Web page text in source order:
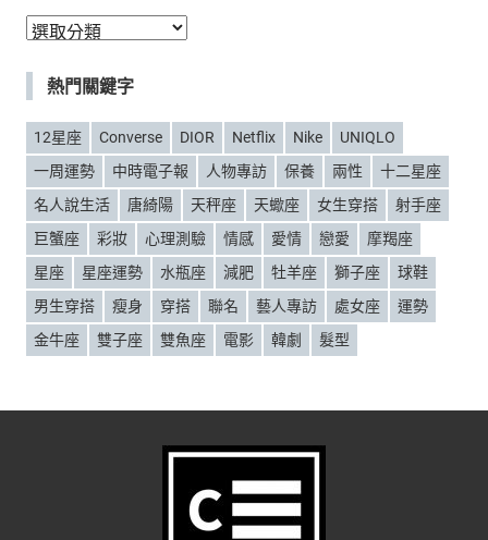
分
熱門關鍵字
12星座 Converse DIOR Netflix Nike
UNIQLO
一周運勢
中時電子報 人物專訪 保養 兩性
十二星座
名人說生活
唐綺陽 天秤座 天蠍座 女生穿搭
射手座
巨蟹座
彩妝 心理測驗 情感 愛情 戀愛
摩羯座
星座
星座運勢 水瓶座 減肥 牡羊座 獅子座
球鞋
男生穿搭
瘦身 穿搭 聯名 藝人專訪 處女座
運勢
金牛座
雙子座 雙魚座 電影 韓劇 髮型